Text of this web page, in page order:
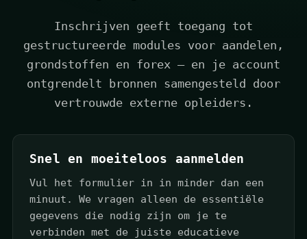
Inschrijven geeft toegang tot
gestructureerde modules voor aandelen,
grondstoffen en forex — en je account
ontgrendelt bronnen samengesteld door
vertrouwde externe opleiders.
Snel en moeiteloos aanmelden
Vul het formulier in in minder dan een
minuut. We vragen alleen de essentiële
gegevens die nodig zijn om je te
verbinden met de juiste educatieve